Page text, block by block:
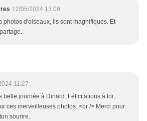
12/05/2024 13:09
photos d'oiseaux, ils sont magnifiques. Et
11:27
belle journée à Dinard. Félicitations à toi,
ces merveilleuses photos. <br /> Merci pour
sourire.